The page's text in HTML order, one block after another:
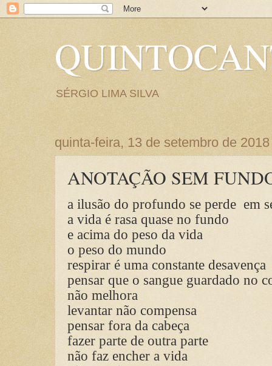
SÉRGIO LIMA SILVA
quinta-feira, 13 de setembro de 2018
ANOTAÇÃO SEM
a ilusão do profundo se perde em
a vida é rasa quase no fundo
e acima do peso da vida
o peso do mundo
respirar é uma constante desavença
pensar que o sangue guardado no
não melhora
levantar não compensa
pensar fora da cabeça
fazer parte de outra parte
não faz encher a vida